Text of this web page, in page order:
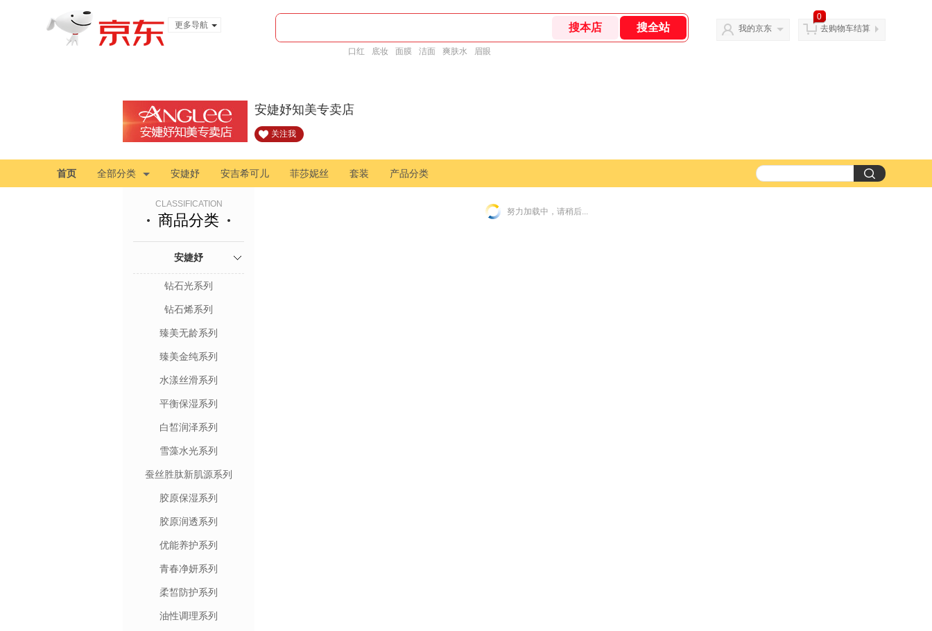
更多导航
口红 底妆 面膜 洁面 爽肤水 眉眼
我的京东
0
去购物车结算
安婕妤知美专卖店
关注我
首页 全部分类 安婕妤 安吉希可儿 菲莎妮丝 套装 产品分类
CLASSIFICATION
商品分类
安婕妤
钻石光系列
钻石烯系列
臻美无龄系列
臻美金纯系列
水漾丝滑系列
平衡保湿系列
白皙润泽系列
雪藻水光系列
蚕丝胜肽新肌源系列
胶原保湿系列
胶原润透系列
优能养护系列
青春净妍系列
柔皙防护系列
油性调理系列
努力加载中，请稍后...